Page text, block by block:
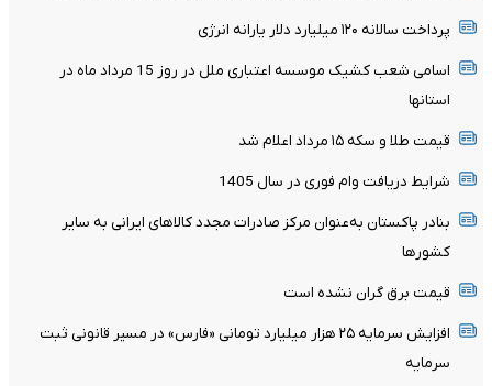
پرداخت سالانه ۱۲۰ میلیارد دلار یارانه انرژی
اسامی شعب کشیک موسسه اعتباری ملل در روز 15 مرداد ماه در
استانها
قیمت طلا و سکه ۱۵ مرداد اعلام شد
شرایط دریافت وام فوری در سال 1405
بنادر پاکستان به‌عنوان مرکز صادرات مجدد کالاهای ایرانی به سایر
کشورها
قیمت برق گران نشده است
افزایش سرمایه ۲۵ هزار میلیارد تومانی «فارس» در مسیر قانونی ثبت
سرمایه